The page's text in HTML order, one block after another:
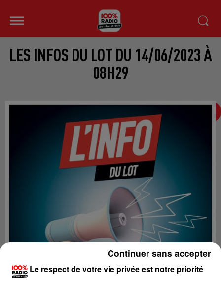
LES INFOS DU LOT DU 14/06/2023 À
08H29
Le respect de votre vie privée est notre priorité
Continuer sans accepter